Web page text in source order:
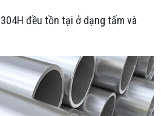
đều tồn tại ở dạng tấm và